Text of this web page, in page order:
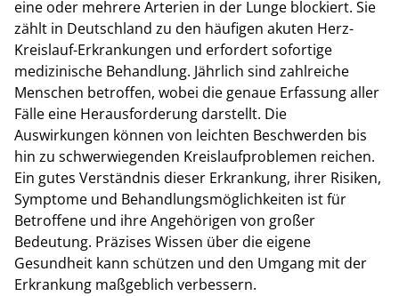
eine oder mehrere Arterien in der Lunge blockiert. Sie
zählt in Deutschland zu den häufigen akuten Herz-
Kreislauf-Erkrankungen und erfordert sofortige
medizinische Behandlung. Jährlich sind zahlreiche
Menschen betroffen, wobei die genaue Erfassung aller
Fälle eine Herausforderung darstellt. Die
Auswirkungen können von leichten Beschwerden bis
hin zu schwerwiegenden Kreislaufproblemen reichen.
Ein gutes Verständnis dieser Erkrankung, ihrer Risiken,
Symptome und Behandlungsmöglichkeiten ist für
Betroffene und ihre Angehörigen von großer
Bedeutung. Präzises Wissen über die eigene
Gesundheit kann schützen und den Umgang mit der
Erkrankung maßgeblich verbessern.